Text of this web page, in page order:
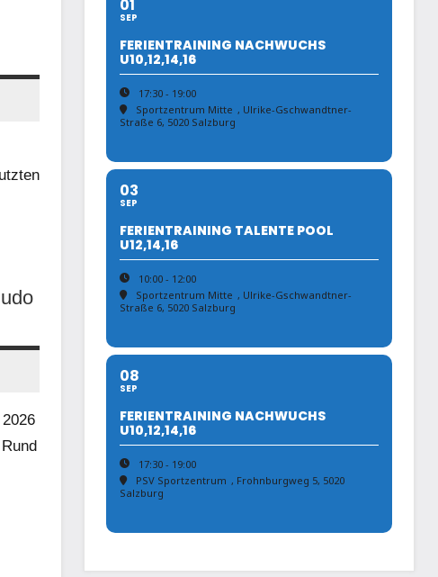
01
SEP
FERIENTRAINING NACHWUCHS
U10,12,14,16
17:30 - 19:00
Sportzentrum Mitte , Ulrike-Gschwandtner-
Straße 6, 5020 Salzburg
03
SEP
FERIENTRAINING TALENTE POOL
U12,14,16
10:00 - 12:00
Sportzentrum Mitte , Ulrike-Gschwandtner-
Straße 6, 5020 Salzburg
08
SEP
FERIENTRAINING NACHWUCHS
U10,12,14,16
17:30 - 19:00
PSV Sportzentrum , Frohnburgweg 5, 5020
Salzburg